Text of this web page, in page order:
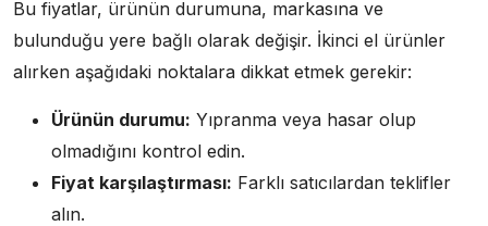
Bu fiyatlar, ürünün durumuna, markasına ve
bulunduğu yere bağlı olarak değişir. İkinci el ürünler
alırken aşağıdaki noktalara dikkat etmek gerekir:
Ürünün durumu: Yıpranma veya hasar olup
olmadığını kontrol edin.
Fiyat karşılaştırması: Farklı satıcılardan teklifler
alın.